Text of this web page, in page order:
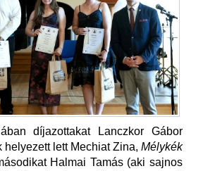
díjazottakat Lanczkor Gábor
helyezett lett Mechiat Zina, Mélykék
Halmai Tamás (aki sajnos